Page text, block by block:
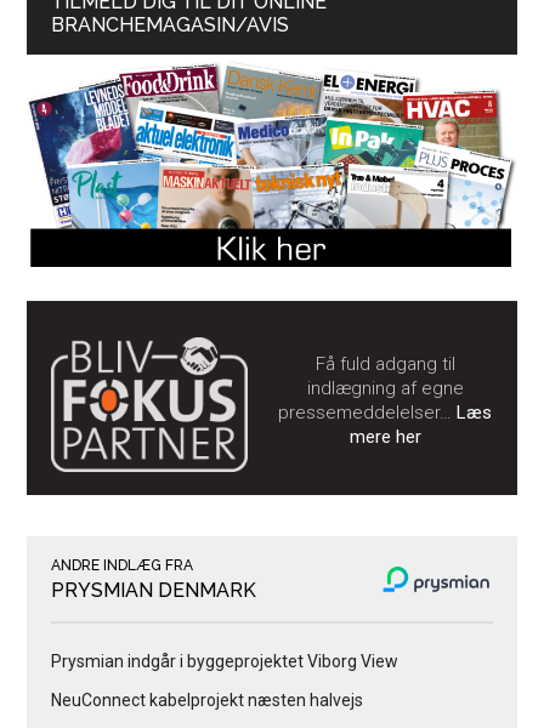
BRANCHEMAGASIN/AVIS
Få fuld adgang til
indlægning af egne
pressemeddelelser… Læs
mere her
ANDRE INDLÆG FRA
PRYSMIAN DENMARK
Prysmian indgår i byggeprojektet Viborg View
NeuConnect kabelprojekt næsten halvejs